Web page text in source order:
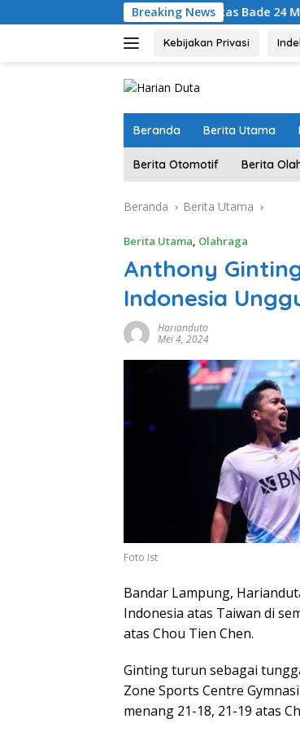
ke
Breaking News
Diarak di Atas Bade 24 Meter,
Kebijakan Privasi
Beranda Berita Utama
Berita Otomotif Berita
Beranda Berita Utama
Berita Utama, Olahraga
Anthony
Indonesia
Harianduta
Mei 4, 2024
Foto Ist
Bandar Lampung,
Indonesia atas Taiwan di
atas Chou Tien Chen.
Ginting turun sebagai
Zone Sports Centre
menang 21-18, 21-19 atas